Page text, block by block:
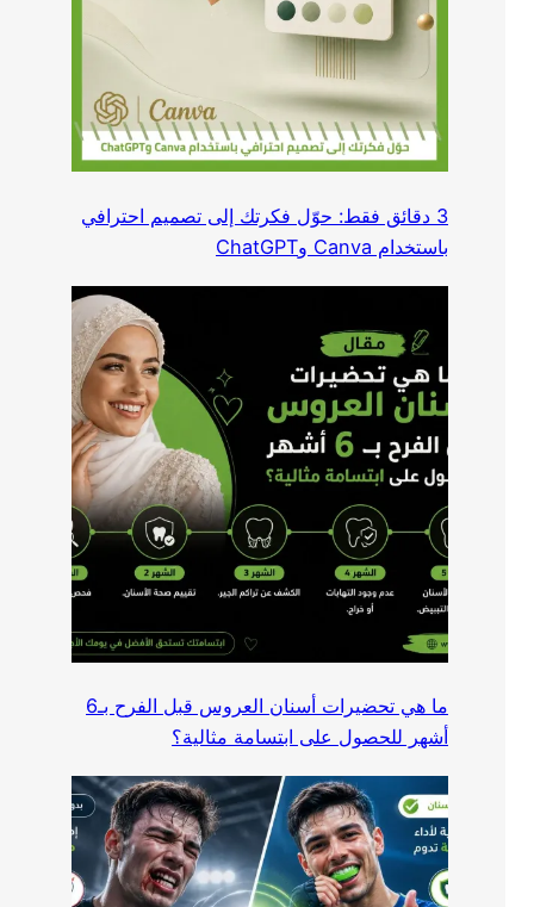
3 دقائق فقط: حوّل فكرتك إلى تصميم احترافي
باستخدام Canva وChatGPT
ما هي تحضيرات أسنان العروس قبل الفرح بـ6
أشهر للحصول على ابتسامة مثالية؟